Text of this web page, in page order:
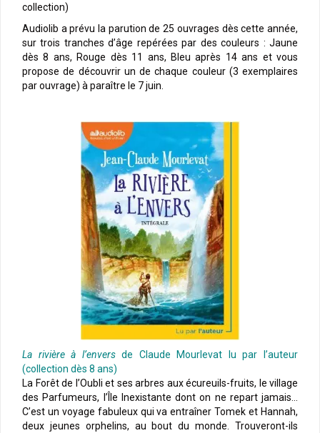
collection)
Audiolib a prévu la parution de 25 ouvrages dès cette année,
sur trois tranches d’âge repérées par des couleurs : Jaune
dès 8 ans, Rouge dès 11 ans, Bleu après 14 ans et vous
propose de découvrir un de chaque couleur (3 exemplaires
par ouvrage) à paraître le 7 juin.
La rivière à l’enversde Claude Mourlevat lu par l’auteur
(collection dès 8 ans)
La Forêt de l’Oubli et ses arbres aux écureuils-fruits, le village
des Parfumeurs, l’Île Inexistante dont on ne repart jamais…
C’est un voyage fabuleux qui va entraîner Tomek et Hannah,
deux jeunes orphelins, au bout du monde. Trouveront-ils